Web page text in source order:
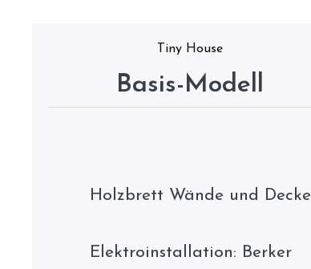
Tiny House
Basis-Modell
Holzbrett Wände und Decke
Elektroinstallation: Berker